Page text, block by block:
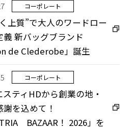
上質”で大人のワードロー
義 新バッグブランド
de Clederobe」誕生
コーポレート
スティHDから創業の地・
を込めて！
BAZAAR！ 2026」を
コーポレート